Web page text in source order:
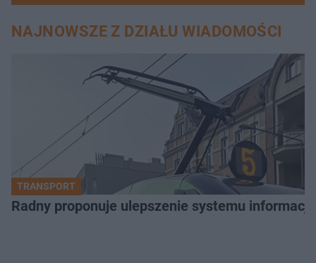
NAJNOWSZE Z DZIAŁU WIADOMOŚCI
TRANSPORT
Radny proponuje ulepszenie systemu